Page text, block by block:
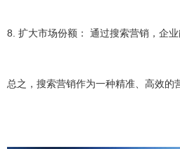
8. 扩大市场份额： 通过搜索营销，企
总之，搜索营销作为一种精准、高效的